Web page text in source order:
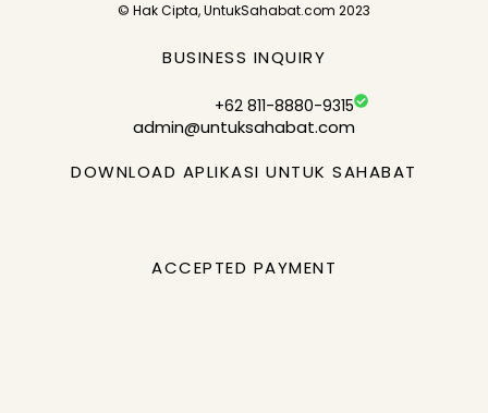
© Hak Cipta, UntukSahabat.com 2023
BUSINESS INQUIRY
+62 811-8880-9315
admin@untuksahabat.com
DOWNLOAD APLIKASI UNTUK SAHABAT
ACCEPTED PAYMENT